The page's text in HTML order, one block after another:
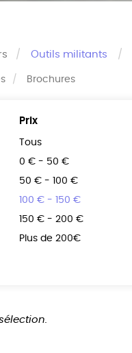
Outils militants
Brochures
Prix
Tous
0 € - 50 €
50 € - 100 €
100 € - 150 €
150 € - 200 €
Plus de 200€